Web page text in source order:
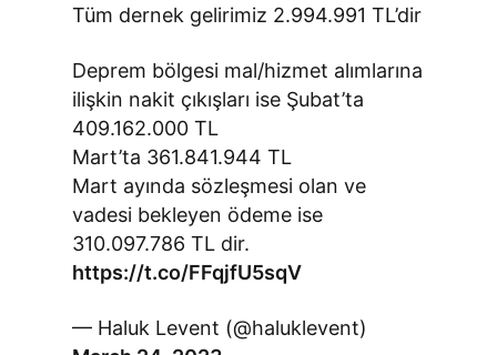
Tüm dernek gelirimiz 2.994.991 TL’dir
Deprem bölgesi mal/hizmet alımlarına
ilişkin nakit çıkışları ise Şubat’ta
409.162.000 TL
Mart’ta 361.841.944 TL
Mart ayında sözleşmesi olan ve
vadesi bekleyen ödeme ise
310.097.786 TL dir.
https://t.co/FFqjfU5sqV
— Haluk Levent (@haluklevent)